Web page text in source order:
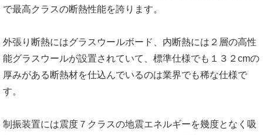
で最高クラスの断熱性能を誇ります。
外張り断熱にはグラスウールボード、内断熱には２層の高性
能グラスウールが設置されていて、標準仕様でも１３２cmの
厚みがある断熱材を仕込んでいるのは業界でも稀な仕様で
す。
制振装置には震度７クラスの地震エネルギーを幾度となく吸